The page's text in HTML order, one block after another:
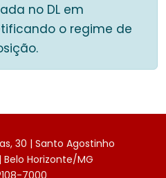
no DL em
o regime de
30 | Santo Agostinho
Belo Horizonte/MG